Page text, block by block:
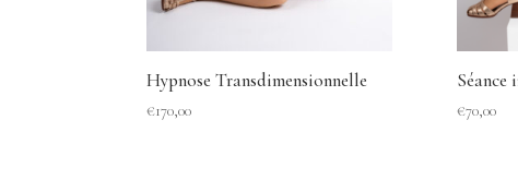
Hypnose Transdimensionnelle
€170,00 €70,00